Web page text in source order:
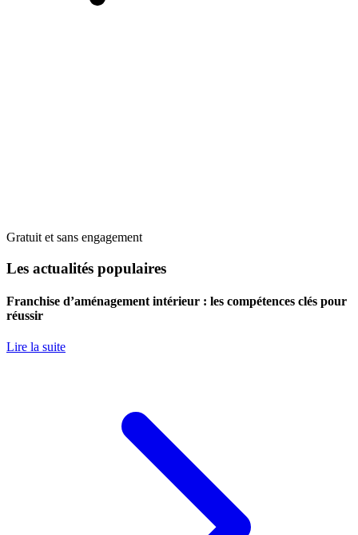
Gratuit et sans engagement
Les actualités populaires
Franchise d’aménagement intérieur : les compétences clés pour
réussir
Lire la suite